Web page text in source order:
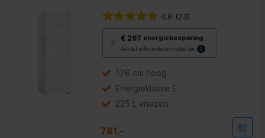
4.8 (23)
€ 297 energiebesparing
Aantal efficiëntere modellen 2
deze
knop
Youreko’s
voor
energiebesparing.
176 cm hoog
Energieklasse E
225 L vriezen
781,-